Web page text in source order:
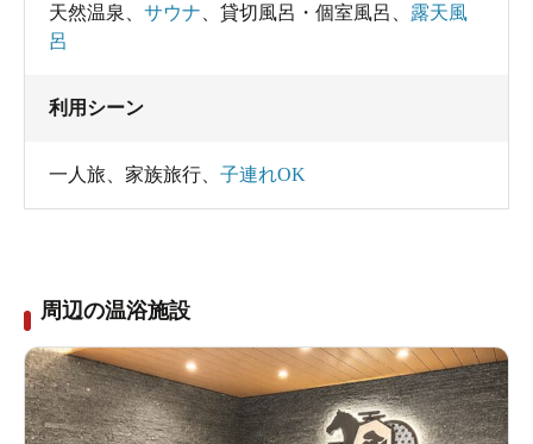
天然温泉 サウナ 貸切風呂・個室風呂
露天風
呂
利用シーン
一人旅 家族旅行 子連れOK
周辺の温浴施設